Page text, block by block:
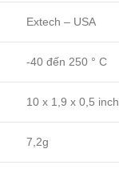
Extech – USA
-40 đến 250 ° C
10 x 1,9 x 0,5 inch
7,2g